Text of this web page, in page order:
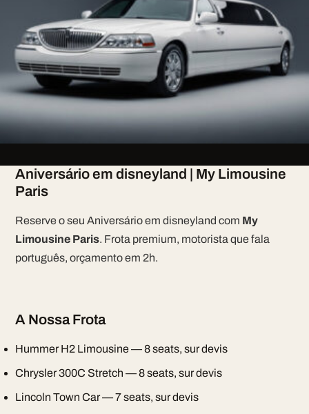
Aniversário em disneyland | My Limousine
Paris
Reserve o seu Aniversário em disneyland com My
Limousine Paris. Frota premium, motorista que fala
português, orçamento em 2h.
A Nossa Frota
Hummer H2 Limousine — 8 seats, sur devis
Chrysler 300C Stretch — 8 seats, sur devis
Lincoln Town Car — 7 seats, sur devis